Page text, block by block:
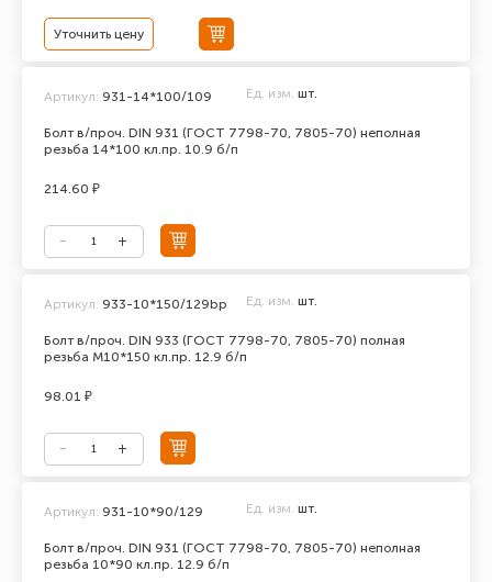
Уточнить цену
Болт в/проч. DIN 931 (ГОСТ 7798-70, 7805-70) неполная
резьба 14*100 кл.пр. 10.9 б/п
Артикул: 931-14*100/109 Ед. изм. шт.
214.60 ₽
Болт в/проч. DIN 933 (ГОСТ 7798-70, 7805-70) полная
резьба М10*150 кл.пр. 12.9 б/п
Артикул: 933-10*150/129bp Ед. изм. шт.
98.01 ₽
Болт в/проч. DIN 931 (ГОСТ 7798-70, 7805-70) неполная
резьба 10*90 кл.пр. 12.9 б/п
Артикул: 931-10*90/129 Ед. изм. шт.